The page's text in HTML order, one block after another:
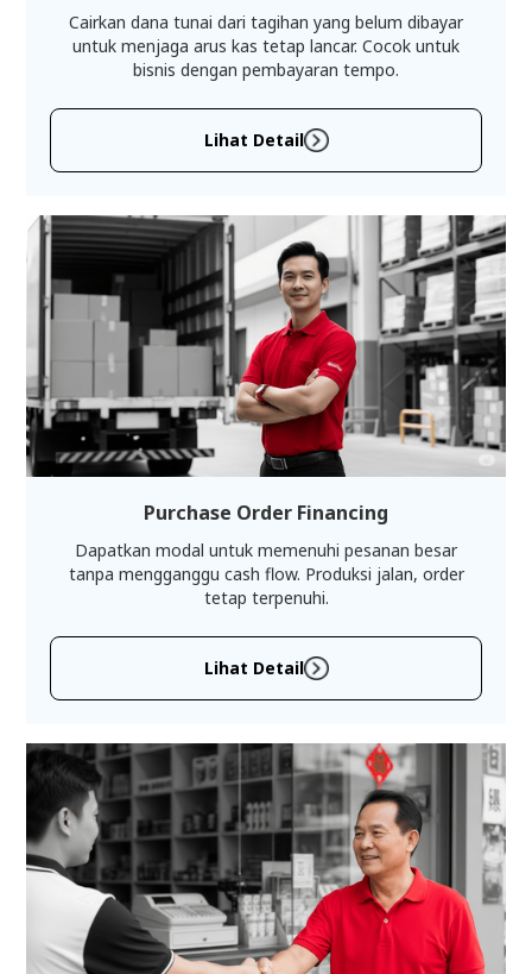
Cairkan dana tunai dari tagihan yang belum dibayar
untuk menjaga arus kas tetap lancar. Cocok untuk
bisnis dengan pembayaran tempo.
Lihat Detail
Purchase Order Financing
Dapatkan modal untuk memenuhi pesanan besar
tanpa mengganggu cash flow. Produksi jalan, order
tetap terpenuhi.
Lihat Detail